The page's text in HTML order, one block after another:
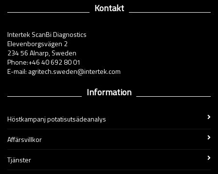
Kontakt
Intertek ScanBi Diagnostics
Elevenborgsvägen 2
234 56 Alnarp, Sweden
Phone:+46 40 692 80 01
E-mail: agritech.sweden@intertek.com
Information
Höstkampanj potatisutsädeanalys
Affärsvillkor
Tjänster